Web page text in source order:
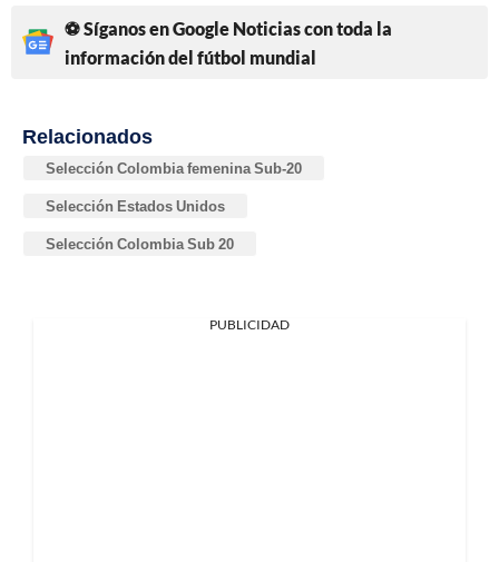
⚽ Síganos en Google Noticias con toda la
información del fútbol mundial
Relacionados
Selección Colombia femenina Sub-20
Selección Estados Unidos
Selección Colombia Sub 20
PUBLICIDAD